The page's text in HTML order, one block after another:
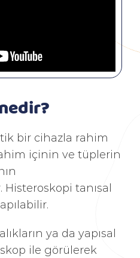
bir cihazla rahim
içinin ve tüplerin
tanısal
ya da yapısal
ile görülerek